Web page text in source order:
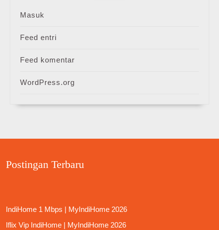
Masuk
Feed entri
Feed komentar
WordPress.org
Postingan Terbaru
IndiHome 1 Mbps | MyIndiHome 2026
Iflix Vip IndiHome | MyIndiHome 2026